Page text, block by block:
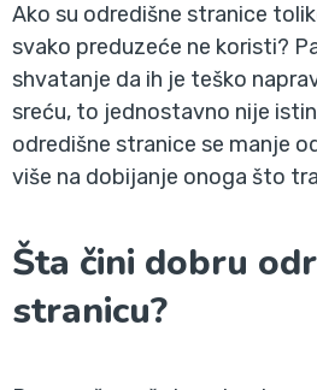
Ako su odredišne stranice
svako preduzeće ne koristi?
shvatanje da ih je teško
sreću, to jednostavno nije
odredišne stranice se manje
više na dobijanje onoga što
Šta čini dobru
stranicu?